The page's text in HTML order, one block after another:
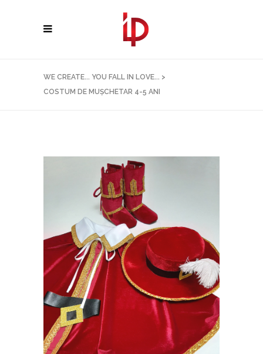
WE CREATE... YOU FALL IN LOVE... >
COSTUM DE MUȘCHETAR 4-5 ANI